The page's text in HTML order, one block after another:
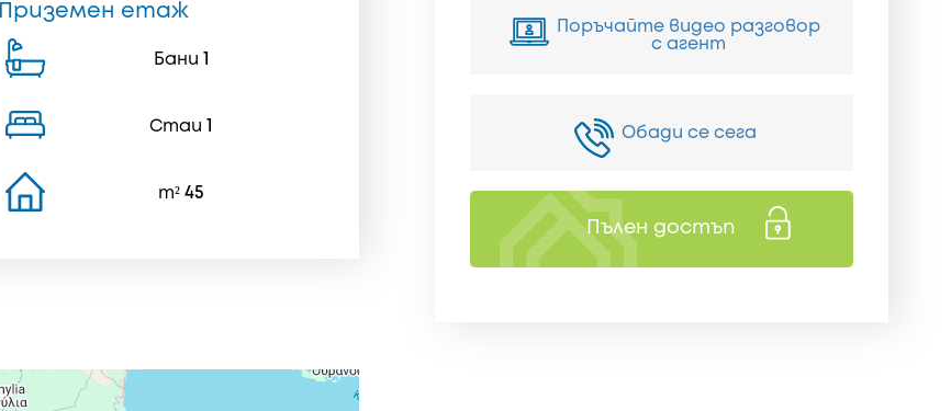
Приземен етаж
Бани
Стаи
m² 45
Поръчайте видео разговор
с агент
Обади се сега
Пълен достъп